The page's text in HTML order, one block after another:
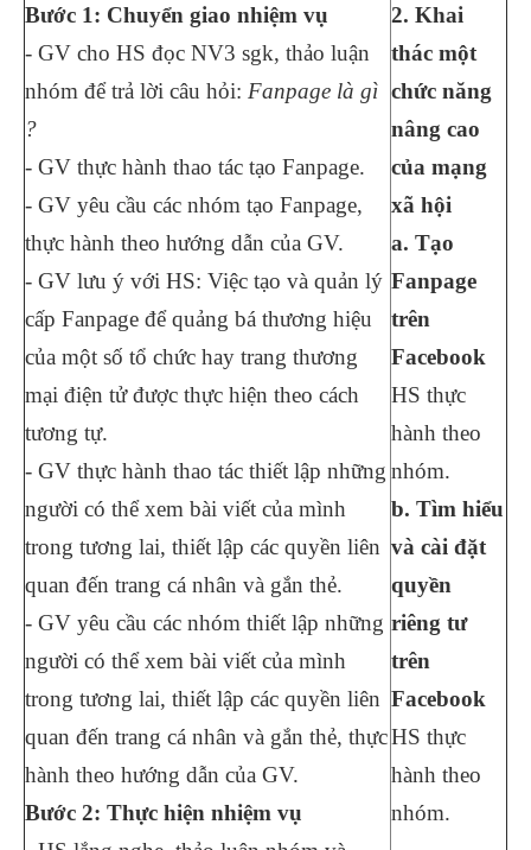
Bước 1: Chuyển giao nhiệm vụ
- GV cho HS đọc NV3 sgk, thảo luận
nhóm để trả lời câu hỏi: Fanpage là gì
?
- GV thực hành thao tác tạo Fanpage.
- GV yêu cầu các nhóm tạo Fanpage,
thực hành theo hướng dẫn của GV.
- GV lưu ý với HS: Việc tạo và quản lý
cấp Fanpage để quảng bá thương hiệu
của một số tổ chức hay trang thương
mại điện tử được thực hiện theo cách
tương tự.
- GV thực hành thao tác thiết lập những
người có thể xem bài viết của mình
trong tương lai, thiết lập các quyền liên
quan đến trang cá nhân và gắn thẻ.
- GV yêu cầu các nhóm thiết lập những
người có thể xem bài viết của mình
trong tương lai, thiết lập các quyền liên
quan đến trang cá nhân và gắn thẻ, thực
hành theo hướng dẫn của GV.
Bước 2: Thực hiện nhiệm vụ
2. Khai
thác một
chức năng
nâng cao
của mạng
xã hội
a. Tạo
Fanpage
trên
Facebook
HS thực
hành theo
nhóm.
b. Tìm hiểu
và cài đặt
quyền
riêng tư
trên
Facebook
HS thực
hành theo
nhóm.